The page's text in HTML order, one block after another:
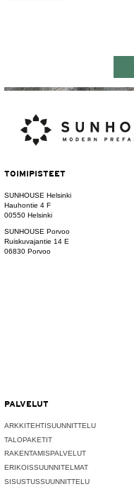
TOIMIPISTEET
SUNHOUSE Helsinki
Hauhontie 4 F
00550 Helsinki
SUNHOUSE Porvoo
Ruiskuvajantie 14 E
06830 Porvoo
PALVELUT
ARKKITEHTISUUNNITTELU
TALOPAKETIT
RAKENTAMISPALVELUT
ERIKOISSUUNNITELMAT
SISUSTUSSUUNNITTELU